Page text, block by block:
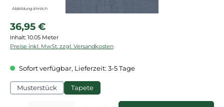
Abbildung ähnlich
Regulärer Preis:
36,95 €
Inhalt: 10.05 Meter
Preise inkl. MwSt. zzgl. Versandkosten
Sofort verfügbar, Lieferzeit: 3-5 Tage
Musterstück Tapete
Produkt Anzahl: Gib den gewünschten Wert ein oder benutze die